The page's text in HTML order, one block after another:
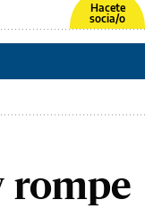
Hacete
socia/o
rompe